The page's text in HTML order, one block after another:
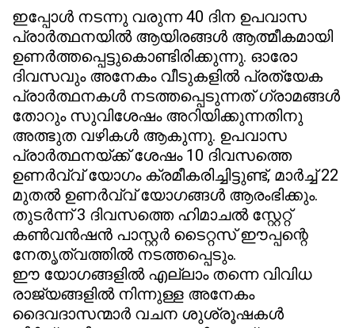
ഇപ്പോൾ നടന്നു വരുന്ന 40 ദിന ഉപവാസ
പ്രാർത്ഥനയിൽ ആയിരങ്ങൾ ആത്മീകമായി
ഉണർത്തപ്പെട്ടുകൊണ്ടിരിക്കുന്നു. ഓരോ
ദിവസവും അനേകം വീടുകളിൽ പ്രത്യേക
പ്രാർത്ഥനകൾ നടത്തപ്പെടുന്നത് ഗ്രാമങ്ങൾ
തോറും സുവിശേഷം അറിയിക്കുന്നതിനു
അത്ഭുത വഴികൾ ആകുന്നു. ഉപവാസ
പ്രാർത്ഥനയ്ക്ക് ശേഷം 10 ദിവസത്തെ
ഉണർവ്വ് യോഗം ക്രമീകരിച്ചിട്ടുണ്ട്, മാർച്ച് 22
മുതൽ ഉണർവ്വ് യോഗങ്ങൾ ആരംഭിക്കും.
തുടർന്ന് 3 ദിവസത്തെ ഹിമാചൽ സ്റ്റേറ്റ്
കൺവൻഷൻ പാസ്റ്റർ ടൈറ്റസ് ഈപ്പന്റെ
നേതൃത്വത്തിൽ നടത്തപ്പെടും.
ഈ യോഗങ്ങളിൽ എല്ലാം തന്നെ വിവിധ
രാജ്യങ്ങളിൽ നിന്നുള്ള അനേകം
ദൈവദാസന്മാർ വചന ശുശ്രൂഷകൾ